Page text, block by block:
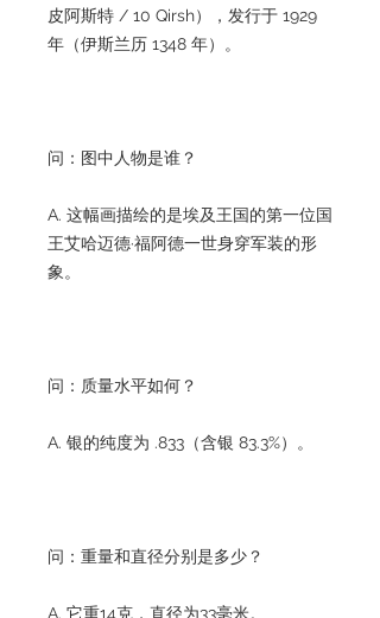
皮阿斯特 / 10 Qirsh），发行于 1929
年（伊斯兰历 1348 年）。
问：图中人物是谁？
A. 这幅画描绘的是埃及王国的第一位国
王艾哈迈德·福阿德一世身穿军装的形
象。
问：质量水平如何？
A. 银的纯度为 .833（含银 83.3%）。
问：重量和直径分别是多少？
A. 它重14克，直径为33毫米。